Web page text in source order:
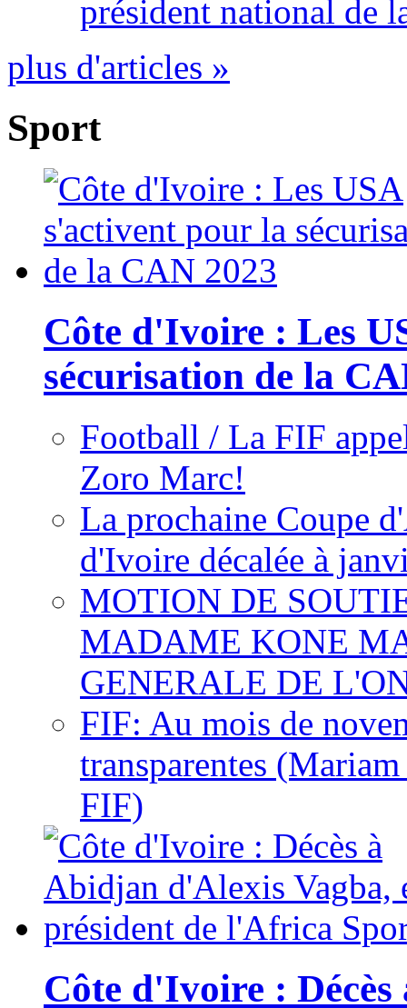
président national de
plus d'articles »
Sport
Côte d'Ivoire : Les
sécurisation de la
Football / La FIF
Zoro Marc!
La prochaine Coupe
d'Ivoire décalée à
MOTION DE
MADAME KONE
GENERALE DE
FIF: Au mois de
transparentes
FIF)
Côte d'Ivoire :